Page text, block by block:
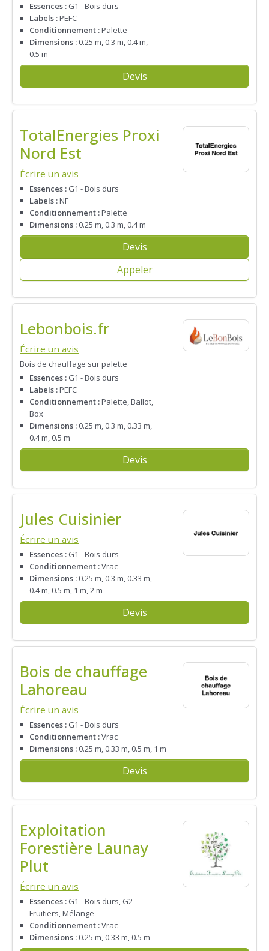
Essences : G1 - Bois durs
Labels :PEFC
Conditionnement :Palette
Dimensions : 0.25 m, 0.3 m, 0.4 m,
0.5 m
Devis
TotalEnergies Proxi
Nord Est
Écrire un avis
Essences : G1 - Bois durs
Labels :NF
Conditionnement :Palette
Dimensions : 0.25 m, 0.3 m, 0.4 m
Devis
Appeler
Lebonbois.fr
Écrire un avis
Bois de chauffage sur palette
Essences : G1 - Bois durs
Labels :PEFC
Conditionnement :Palette, Ballot,
Box
Dimensions : 0.25 m, 0.3 m, 0.33 m,
0.4 m, 0.5 m
Devis
Jules Cuisinier
Écrire un avis
Essences : G1 - Bois durs
Conditionnement :Vrac
Dimensions : 0.25 m, 0.3 m, 0.33 m,
0.4 m, 0.5 m, 1 m, 2 m
Devis
Bois de chauffage
Lahoreau
Écrire un avis
Essences : G1 - Bois durs
Conditionnement :Vrac
Dimensions : 0.25 m, 0.33 m, 0.5 m, 1 m
Devis
Exploitation
Forestière Launay
Plut
Écrire un avis
Essences : G1 - Bois durs, G2 -
Fruitiers, Mélange
Conditionnement :Vrac
Dimensions : 0.25 m, 0.33 m, 0.5 m